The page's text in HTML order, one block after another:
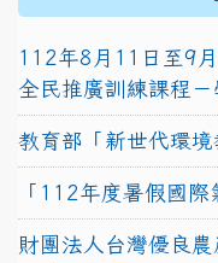
112年8月11日至9
全民推廣訓練課程
教育部「新世代環境
「112年度暑假國際
財團法人台灣優良